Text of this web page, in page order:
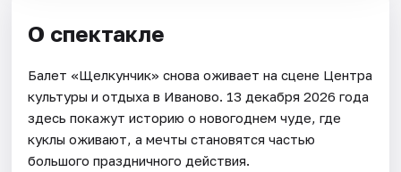
О спектакле
Балет «Щелкунчик» снова оживает на сцене Центра
культуры и отдыха в Иваново. 13 декабря 2026 года
здесь покажут историю о новогоднем чуде, где
куклы оживают, а мечты становятся частью
большого праздничного действия.